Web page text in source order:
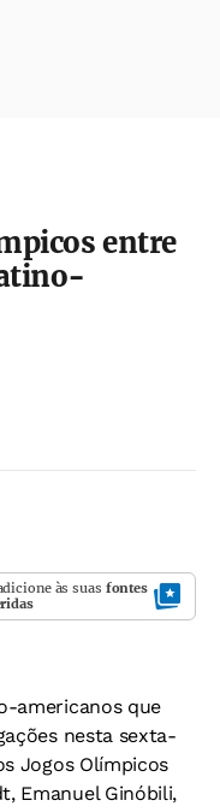
entre
às suas fontes
americanos que
nesta sexta-
Jogos Olímpicos
Emanuel Ginóbili,